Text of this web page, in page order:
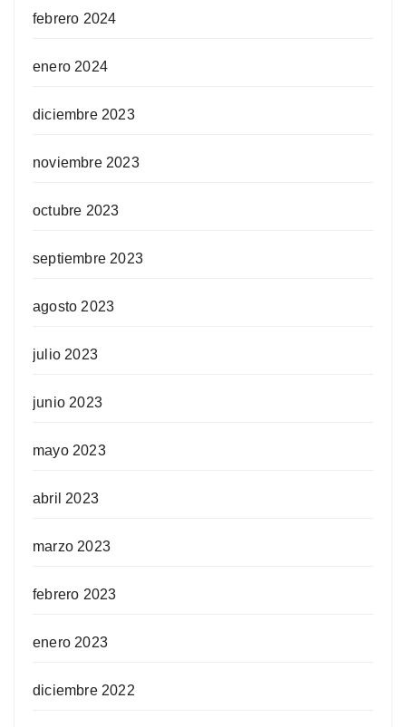
febrero 2024
enero 2024
diciembre 2023
noviembre 2023
octubre 2023
septiembre 2023
agosto 2023
julio 2023
junio 2023
mayo 2023
abril 2023
marzo 2023
febrero 2023
enero 2023
diciembre 2022